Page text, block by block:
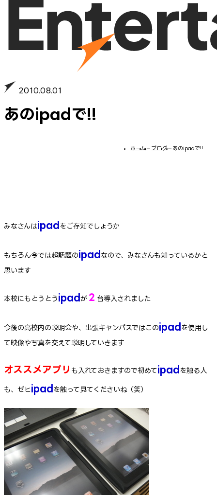
2010.08.01
あのipadで!!
ホーム− ブログ− あのipadで!!
みなさんはipad をご存知でしょうか
もちろん今では超話題のipad なので、みなさんも知っているかと
思います
本校にもとうとう ipad が ２ 台導入されました
今後の高校内の説明会や、出張キャンパスではこのipad を使用し
て映像や写真を交えて説明していきます
オススメアプリ も入れておきますので初めてipad を触る人
も、ゼヒ ipad を触って見てくださいね（笑）